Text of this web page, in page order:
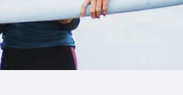
TIENDA FAMILY SURFERS
WEBCAM SALINAS
PEDIDOS